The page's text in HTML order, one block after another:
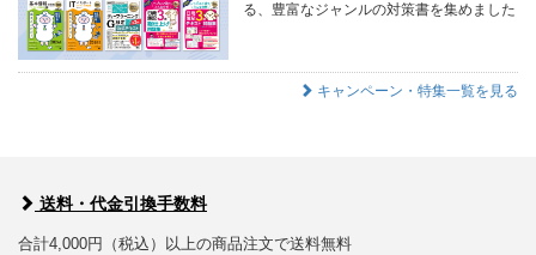
る、豊富なジャンルの対策書を集めました
キャンペーン・特集一覧を見る
送料・代金引換手数料
合計4,000円（税込）以上の商品注文で送料無料